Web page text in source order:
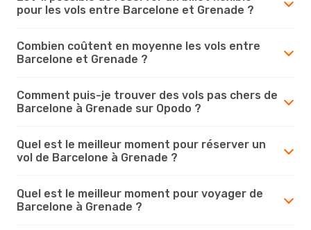
pour les vols entre Barcelone et Grenade ?
Combien coûtent en moyenne les vols entre
Barcelone et Grenade ?
Comment puis-je trouver des vols pas chers de
Barcelone à Grenade sur Opodo ?
Quel est le meilleur moment pour réserver un
vol de Barcelone à Grenade ?
Quel est le meilleur moment pour voyager de
Barcelone à Grenade ?